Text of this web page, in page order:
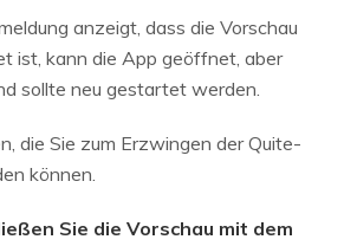
anzeigt, dass die Vorschau
ist, kann die App geöffnet, aber
sollte neu gestartet werden.
die Sie zum Erzwingen der Quite-
können.
Sie die Vorschau mit dem